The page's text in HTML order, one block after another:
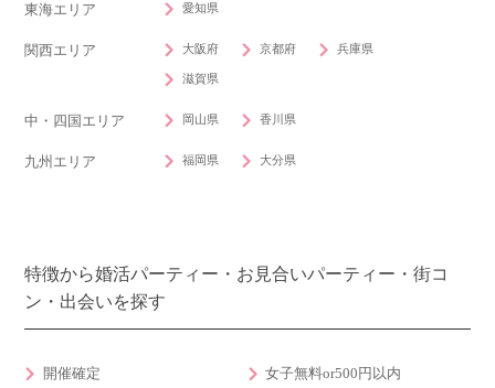
東海エリア 愛知県
関西エリア 大阪府 京都府 兵庫県
滋賀県
中・四国エリア 岡山県 香川県
九州エリア 福岡県 大分県
特徴から婚活パーティー・お見合いパーティー・街コ
ン・出会いを探す
開催確定 女子無料or500円以内